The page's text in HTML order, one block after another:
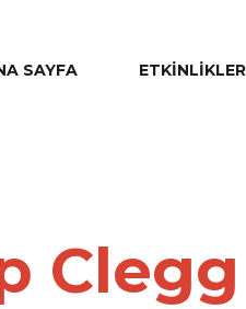
SAYFA ETKINLIKLER
Clegg